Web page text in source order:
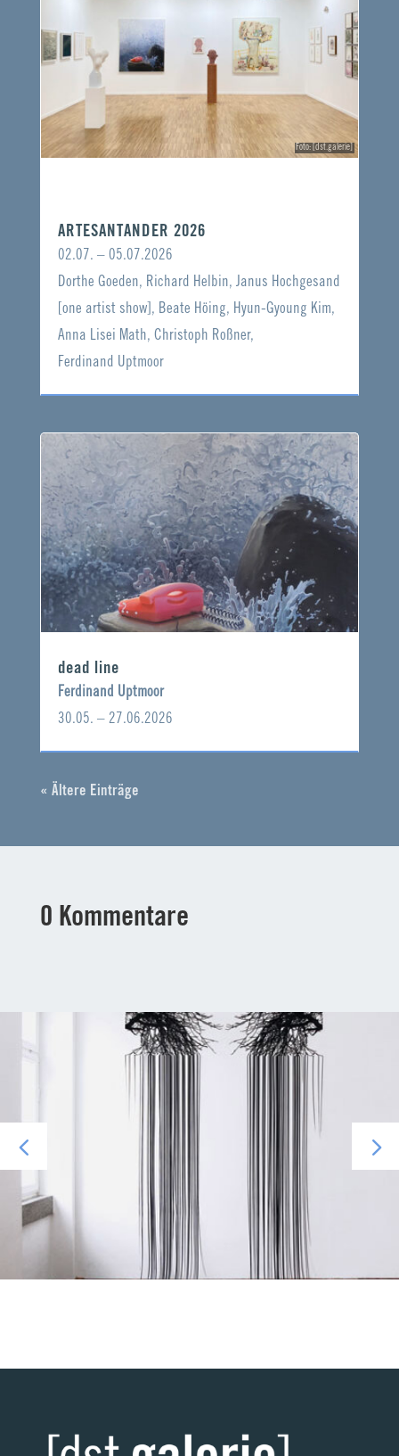
Foto: [dst.galerie]
ARTESANTANDER 2026
02.07. – 05.07.2026
Dorthe Goeden, Richard Helbin, Janus Hochgesand
[one artist show], Beate Höing, Hyun-Gyoung Kim,
Anna Lisei Math, Christoph Roßner,
Ferdinand Uptmoor
dead line
Ferdinand Uptmoor
30.05. – 27.06.2026
« Ältere Einträge
0 Kommentare
dorthe goeden